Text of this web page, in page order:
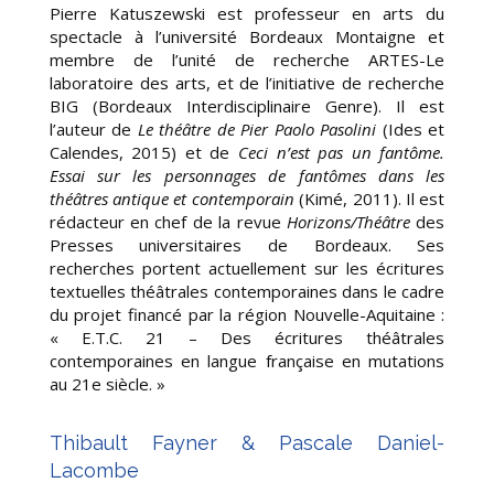
Pierre Katuszewski est professeur en arts du
spectacle à l’université Bordeaux Montaigne et
membre de l’unité de recherche ARTES-Le
laboratoire des arts, et de l’initiative de recherche
BIG (Bordeaux Interdisciplinaire Genre). Il est
l’auteur de Le théâtre de Pier Paolo Pasolini (Ides et
Calendes, 2015) et de Ceci n’est pas un fantôme.
Essai sur les personnages de fantômes dans les
théâtres antique et contemporain (Kimé, 2011). Il est
rédacteur en chef de la revue Horizons/Théâtredes
Presses universitaires de Bordeaux. Ses
recherches portent actuellement sur les écritures
textuelles théâtrales contemporaines dans le cadre
du projet financé par la région Nouvelle-Aquitaine :
« E.T.C. 21 – Des écritures théâtrales
contemporaines en langue française en mutations
au 21e siècle. »
Thibault Fayner & Pascale Daniel-
Lacombe